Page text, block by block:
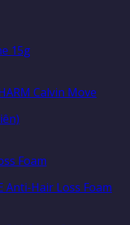
15g
Anti-Hair Loss Foam